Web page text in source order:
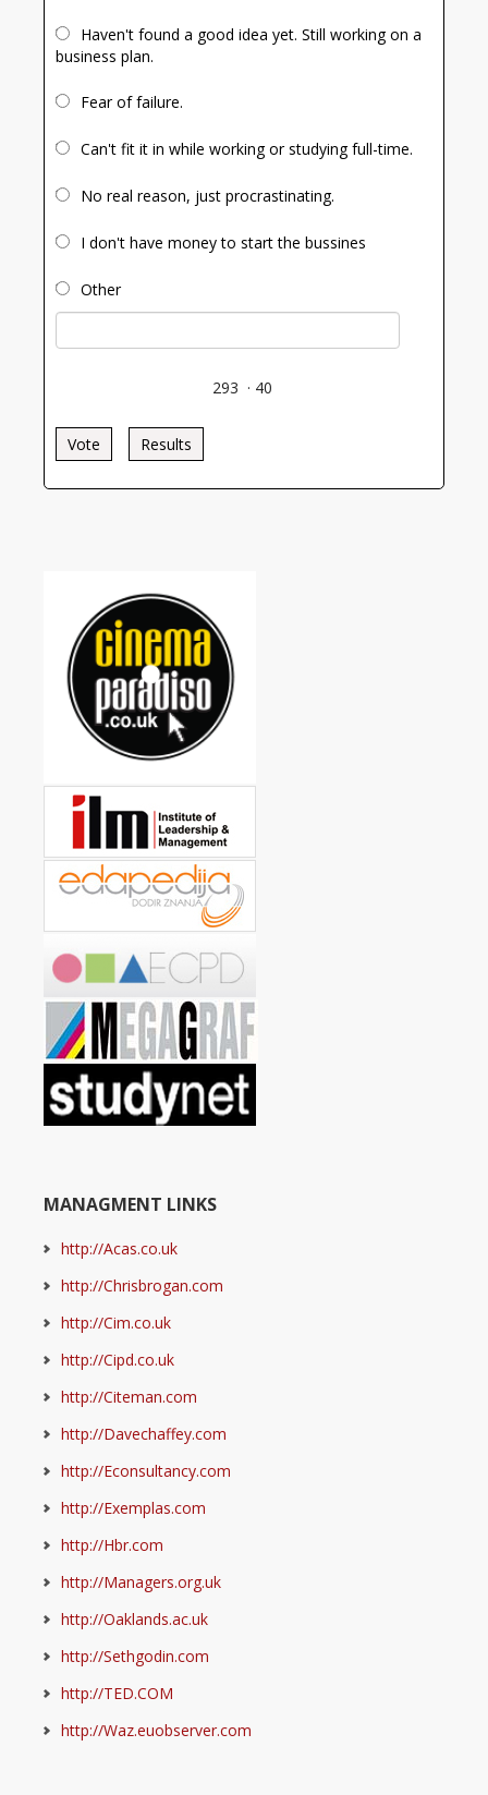
Haven't found a good idea yet. Still working on a
business plan.
Fear of failure.
Can't fit it in while working or studying full-time.
No real reason, just procrastinating.
I don't have money to start the bussines
Other
293 · 40
Vote Results
MANAGMENT LINKS
http://Acas.co.uk
http://Chrisbrogan.com
http://Cim.co.uk
http://Cipd.co.uk
http://Citeman.com
http://Davechaffey.com
http://Econsultancy.com
http://Exemplas.com
http://Hbr.com
http://Managers.org.uk
http://Oaklands.ac.uk
http://Sethgodin.com
http://TED.COM
http://Waz.euobserver.com